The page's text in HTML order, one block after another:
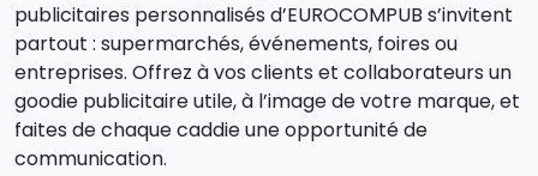
publicitaires personnalisés d’EUROCOMPUB s’invitent
partout : supermarchés, événements, foires ou
entreprises. Offrez à vos clients et collaborateurs un
goodie publicitaire utile, à l’image de votre marque, et
faites de chaque caddie une opportunité de
communication.